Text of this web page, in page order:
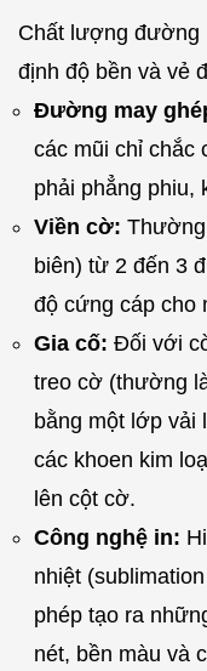
Chất lượng đường
định độ bền và vẻ
Đường may
các mũi chỉ chắc
phải phẳng phiu,
Viền cờ:
biên) từ 2 đến 3
độ cứng cáp cho
Gia cố: Đối với
treo cờ (thường
bằng một lớp vải
các khoen kim
lên cột cờ.
Công nghệ in:
nhiệt
phép tạo ra
nét, bền màu và